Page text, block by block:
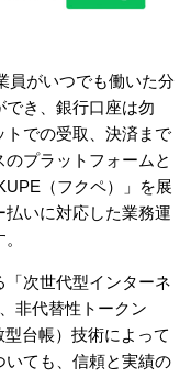
員がいつでも働いた分
き、銀行口座は勿
トでの受取、決済まで
プラットフォームと
（フクペ）」を展
払いに対応した業務運
次世代型インターネ
非代替性トークン
型台帳）技術によって
いても、信頼と実績の